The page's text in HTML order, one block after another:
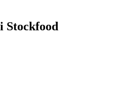
Stockfood